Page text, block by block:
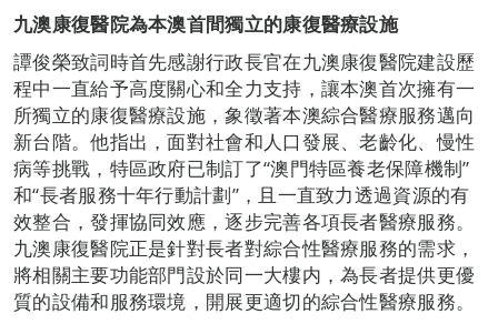
九澳康復醫院為本澳首間獨立的康復醫療設施
譚俊榮致詞時首先感謝行政長官在九澳康復醫院建設歷
程中一直給予高度關心和全力支持，讓本澳首次擁有一
所獨立的康復醫療設施，象徵著本澳綜合醫療服務邁向
新台階。他指出，面對社會和人口發展、老齡化、慢性
病等挑戰，特區政府已制訂了“澳門特區養老保障機制”
和“長者服務十年行動計劃”，且一直致力透過資源的有
效整合，發揮協同效應，逐步完善各項長者醫療服務。
九澳康復醫院正是針對長者對綜合性醫療服務的需求，
將相關主要功能部門設於同一大樓内，為長者提供更優
質的設備和服務環境，開展更適切的綜合性醫療服務。